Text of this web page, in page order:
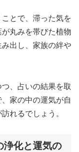
とで、滞った気を
丸みを帯びた植物
出し、家族の絆や
、占いの結果を取
家の中の運気が自
れるでしょう。
浄化と運気の